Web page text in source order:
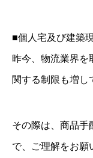
■個人宅及び建築
昨今、物流業界を
関する制限も増し
その際は、商品手
で、ご理解をお願